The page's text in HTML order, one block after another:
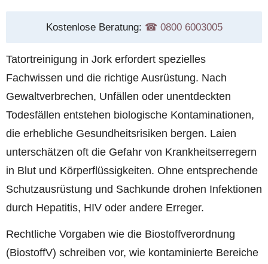
Kostenlose Beratung: ☎︎ 0800 6003005
Tatortreinigung in Jork erfordert spezielles
Fachwissen und die richtige Ausrüstung. Nach
Gewaltverbrechen, Unfällen oder unentdeckten
Todesfällen entstehen biologische Kontaminationen,
die erhebliche Gesundheitsrisiken bergen. Laien
unterschätzen oft die Gefahr von Krankheitserregern
in Blut und Körperflüssigkeiten. Ohne entsprechende
Schutzausrüstung und Sachkunde drohen Infektionen
durch Hepatitis, HIV oder andere Erreger.
Rechtliche Vorgaben wie die Biostoffverordnung
(BiostoffV) schreiben vor, wie kontaminierte Bereiche